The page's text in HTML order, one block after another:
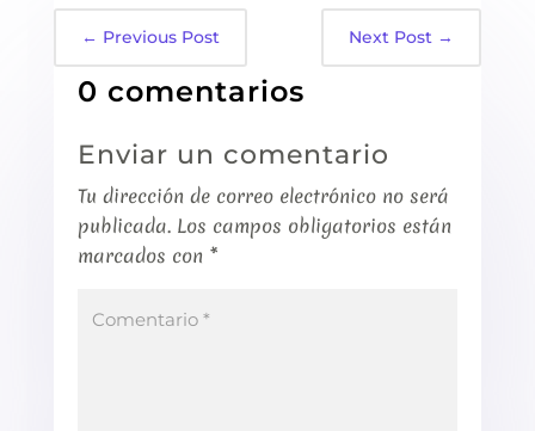
← Previous Post Next Post →
0 comentarios
Enviar un comentario
Tu dirección de correo electrónico no será
publicada. Los campos obligatorios están
marcados con *